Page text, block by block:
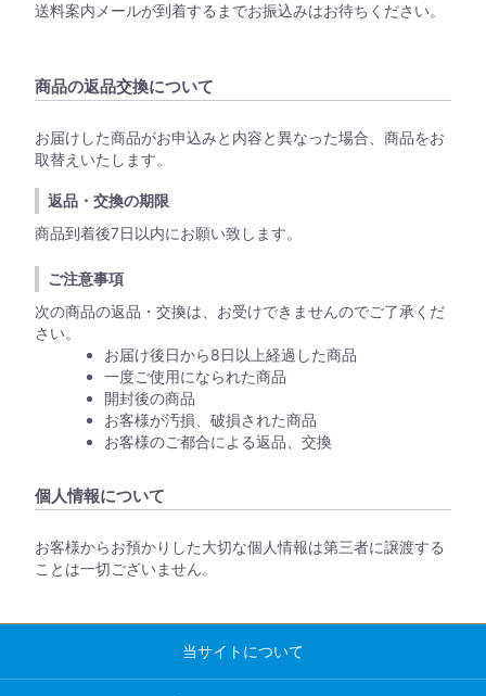
送料案内メールが到着するまでお振込みはお待ちください。
商品の返品交換について
お届けした商品がお申込みと内容と異なった場合、商品をお
取替えいたします。
返品・交換の期限
商品到着後7日以内にお願い致します。
ご注意事項
次の商品の返品・交換は、お受けできませんのでご了承くだ
さい。
お届け後日から8日以上経過した商品
一度ご使用になられた商品
開封後の商品
お客様が汚損、破損された商品
お客様のご都合による返品、交換
個人情報について
お客様からお預かりした大切な個人情報は第三者に譲渡する
ことは一切ございません。
当サイトについて